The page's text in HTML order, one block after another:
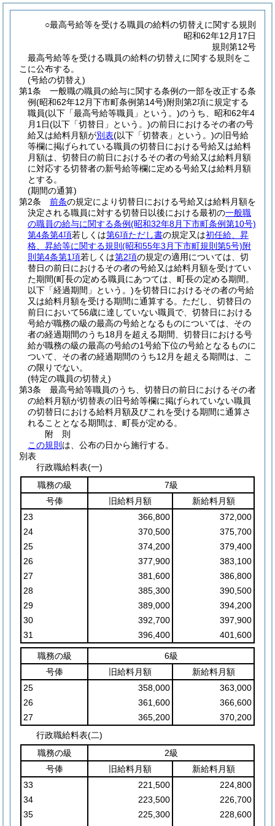
○最高号給等を受ける職員の給料の切替えに関する規則
昭和62年12月17日
規則第12号
最高号給等を受ける職員の給料の切替えに関する規則をこ
こに公布する。
(号給の切替え)
第1条
一般職の職員の給与に関する条例の一部を改正する条
例(昭和62年12月下市町条例第14号)附則第2項に規定する
職員(以下「最高号給等職員」という。)のうち、昭和62年4
月1日(以下「切替日」という。)の前日におけるその者の号
給又は給料月額が別表(以下「切替表」という。)の旧号給
等欄に掲げられている職員の切替日における号給又は給料
月額は、切替日の前日におけるその者の号給又は給料月額
に対応する切替者の新号給等欄に定める号給又は給料月額
とする。
(期間の通算)
第2条
前条の規定により切替日における号給又は給料月額を
決定される職員に対する切替日以後における最初の一般職
の職員の給与に関する条例(昭和32年8月下市町条例第10号)
第4条第4項若しくは第6項ただし書の規定又は初任給、昇
格、昇給等に関する規則 (昭和55年3月下市町規則第5号)附
則第4条第1項若しくは第2項の規定の適用については、切
替日の前日におけるその者の号給又は給料月額を受けてい
た期間(町長の定める職員にあつては、町長の定める期間。
以下「経過期間」という。)を切替日におけるその者の号給
又は給料月額を受ける期間に通算する。 ただし、切替日の
前日において56歳に達していない職員で、切替日における
号給が職務の級の最高の号給となるものについては、その
者の経過期間のうち18月を超える期間、切替日における号
給が職務の級の最高の号給の1号給下位の号給となるものに
ついて、その者の経過期間のうち12月を超える期間は、こ
の限りでない。
(特定の職員の切替え)
第3条
最高号給等職員のうち、切替日の前日におけるその者
の給料月額が切替表の旧号給等欄に掲げられていない職員
の切替日における給料月額及びこれを受ける期間に通算さ
れることとなる期間は、町長が定める。
附 則
この規則 は、公布の日から施行する。
別表
行政職給料表(一)
職務の級
7級
号俸
旧給料月額
新給料月額
23
366,800
372,000
24
370,500
375,700
25
374,200
379,400
26
377,900
383,100
27
381,600
386,800
28
385,300
390,500
29
389,000
394,200
30
392,700
397,900
31
396,400 401,600
職務の級
6級
号俸
旧給料月額
新給料月額
25
358,000
363,000
26
361,600
366,600
27
365,200
370,200
行政職給料表(二)
職務の級
2級
号俸
旧給料月額
新給料月額
33
221,500
224,800
34
223,500
226,700
35
225,300
228,600